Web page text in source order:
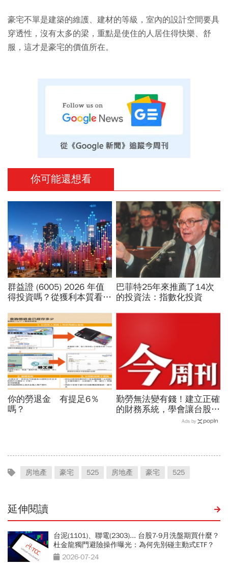
豪宅不單是建築的維護、建材的等級，室內的設計空間要具
穿透性，沒有太多的梁，重點是使住的人居住得快樂、舒
服，這才是豪宅的價值所在。
你可能還想看
群益證 (6005) 2026 年值
得投資嗎？從獲利本質看價
巴菲特25年來推薦了14次
的投資法：指數化投資
你的勞退金 有提足6％
嗎？
勤勞無法變有錢！建立正確
的財務系統，學會讓台股與
美股同時為你工作的雙主場
Ads by
房地產 豪宅 525 房地產 豪宅 525
延伸閱讀
台泥(1101)、聯電(2303)... 台股7-9月洗盤期買什麼？
杜金龍獨門避險操作曝光：為何先別碰主動式ETF？
2026-07-24